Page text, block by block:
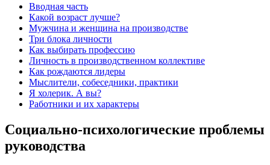
Вводная часть
Какой возраст лучше?
Мужчина и женщина на производстве
Три блока личности
Как выбирать профессию
Личность в производственном коллективе
Как рождаются лидеры
Мыслители, собеседники, практики
Я холерик. А вы?
Работники и их характеры
Cоциально-психологические проблемы
руководства